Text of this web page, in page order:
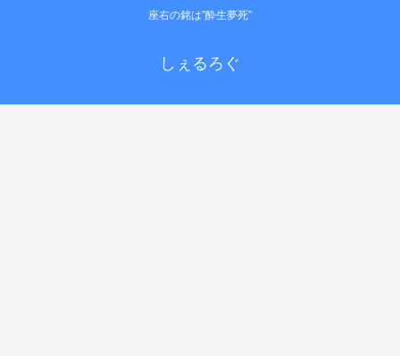
座右の銘は”酔生夢死”
しぇるろぐ